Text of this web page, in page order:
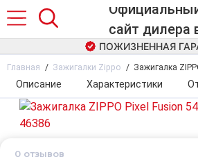
ПОЖИЗНЕННАЯ
Главная Зажигалки Zippo Зажигалка
Описание Характеристики
0 отзывов